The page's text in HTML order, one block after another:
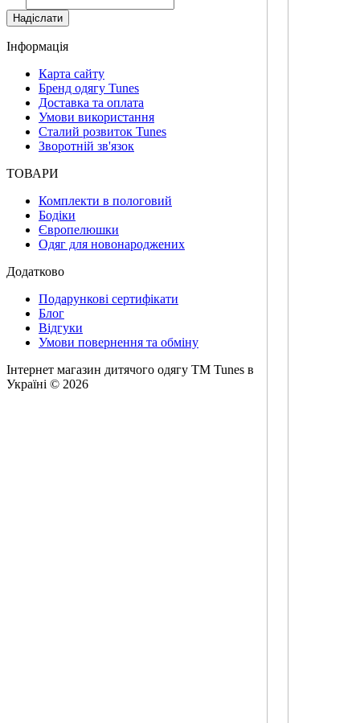
Надіслати
Інформація
Карта сайту
Бренд одягу Tunes
Доставка та оплата
Умови використання
Сталий розвиток Tunes
Зворотній зв'язок
ТОВАРИ
Комплекти в пологовий
Бодіки
Європелюшки
Одяг для новонароджених
Додатково
Подарункові сертифікати
Блог
Відгуки
Умови повернення та обміну
Інтернет магазин дитячого одягу ТМ Tunes в
Україні © 2026